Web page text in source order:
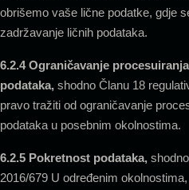
obrišemo vaše lične podatke, gdje
zadržavanje ličnih podataka.
6.2.4 Ograničavanje
podataka, shodno Članu 18
pravo tražiti od ograničavanje
podataka u posebnim okolnostima.
6.2.5 Pokretnost podataka,
2016/679 U određenim